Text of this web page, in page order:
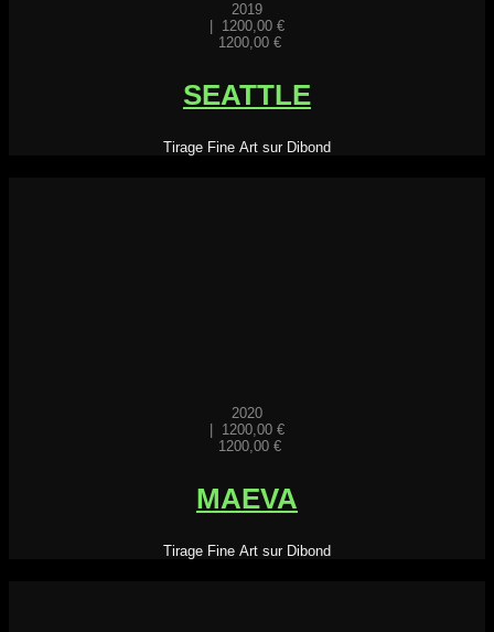
2019
1200,00 €
1200,00 €
SEATTLE
Tirage Fine Art sur Dibond
2020
1200,00 €
1200,00 €
MAEVA
Tirage Fine Art sur Dibond